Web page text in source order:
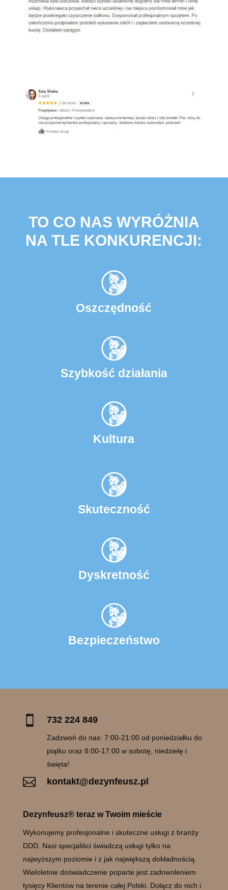
TO CO NAS WYRÓŻNIA
NA TLE KONKURENCJI:
Oszczędność
Szybkość działania
Kultura
Skuteczność
Dyskretność
Bezpieczeństwo
 732 224 849
Zadzwoń do nas: 7:00-21:00 od poniedziałku do
piątku oraz 8:00-17:00 w sobotę, niedzielę i
święta!
 kontakt@dezynfeusz.pl
Dezynfeusz® teraz w Twoim mieście
Wykonujemy profesjonalne i skuteczne usługi z branży
DDD. Nasi specjaliści świadczą usługi tylko na
najwyższym poziomie i z jak największą dokładnością.
Wieloletnie doświadczenie poparte jest zadowoleniem
tysięcy Klientów na terenie całej Polski. Dołącz do nich i